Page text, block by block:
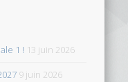
1 ! 13 juin 2026
9 juin 2026